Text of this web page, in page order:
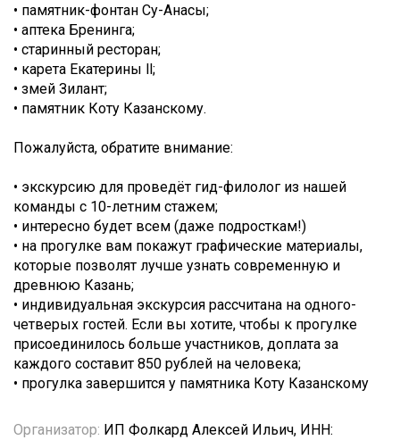
• памятник-фонтан Су-Анасы;
• аптека Бренинга;
• старинный ресторан;
• карета Екатерины ll;
• змей Зилант;
• памятник Коту Казанскому.
Пожалуйста, обратите внимание:
• экскурсию для проведёт гид-филолог из нашей
команды с 10-летним стажем;
• интересно будет всем (даже подросткам!)
• на прогулке вам покажут графические материалы,
которые позволят лучше узнать современную и
древнюю Казань;
• индивидуальная экскурсия рассчитана на одного-
четверых гостей. Если вы хотите, чтобы к прогулке
присоединилось больше участников, доплата за
каждого составит 850 рублей на человека;
• прогулка завершится у памятника Коту Казанскому
Организатор: ИП Фолкард Алексей Ильич, ИНН: